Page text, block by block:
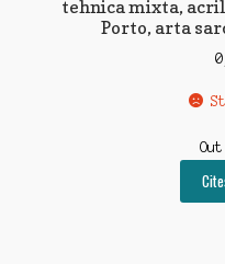
tehnica mixta, acril
Porto, arta